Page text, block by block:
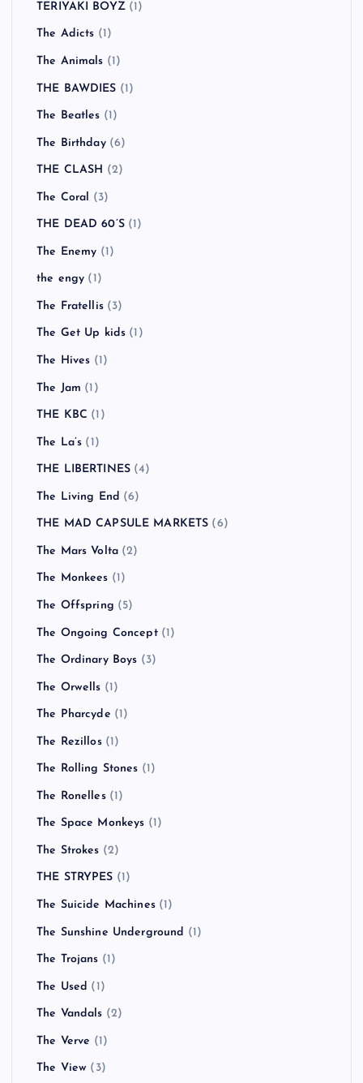
TERIYAKI BOYZ(1)
The Adicts (1)
The Animals (1)
THE BAWDIES (1)
The Beatles (1)
The Birthday(6)
THE CLASH (2)
The Coral (3)
THE DEAD 60’S(1)
The Enemy (1)
the engy (1)
The Fratellis(3)
The Get Up kids (1)
The Hives (1)
The Jam (1)
THE KBC (1)
The La’s (1)
THE LIBERTINES (4)
The Living End (6)
THE MAD CAPSULE MARKETS (6)
The Mars Volta (2)
The Monkees (1)
The Offspring (5)
The Ongoing Concept(1)
The Ordinary Boys (3)
The Orwells (1)
The Pharcyde (1)
The Rezillos(1)
The Rolling Stones (1)
The Ronelles(1)
The Space Monkeys (1)
The Strokes (2)
THE STRYPES (1)
The Suicide Machines(1)
The Sunshine Underground (1)
The Trojans (1)
The Used (1)
The Vandals (2)
The Verve (1)
The View (3)